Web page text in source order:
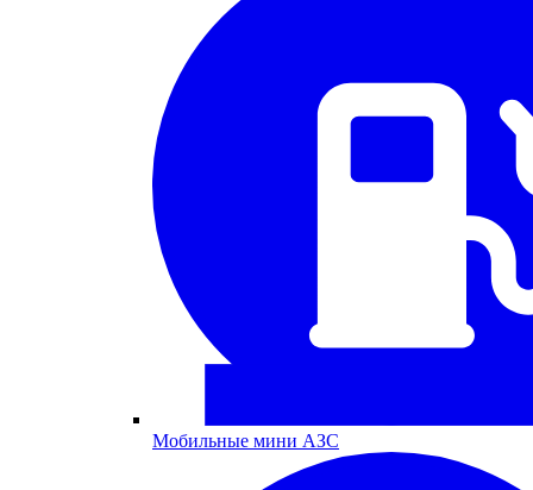
Мобильные мини АЗС